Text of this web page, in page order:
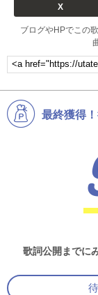
X
ブログやHPでこの
最終獲得
歌詞公開までに